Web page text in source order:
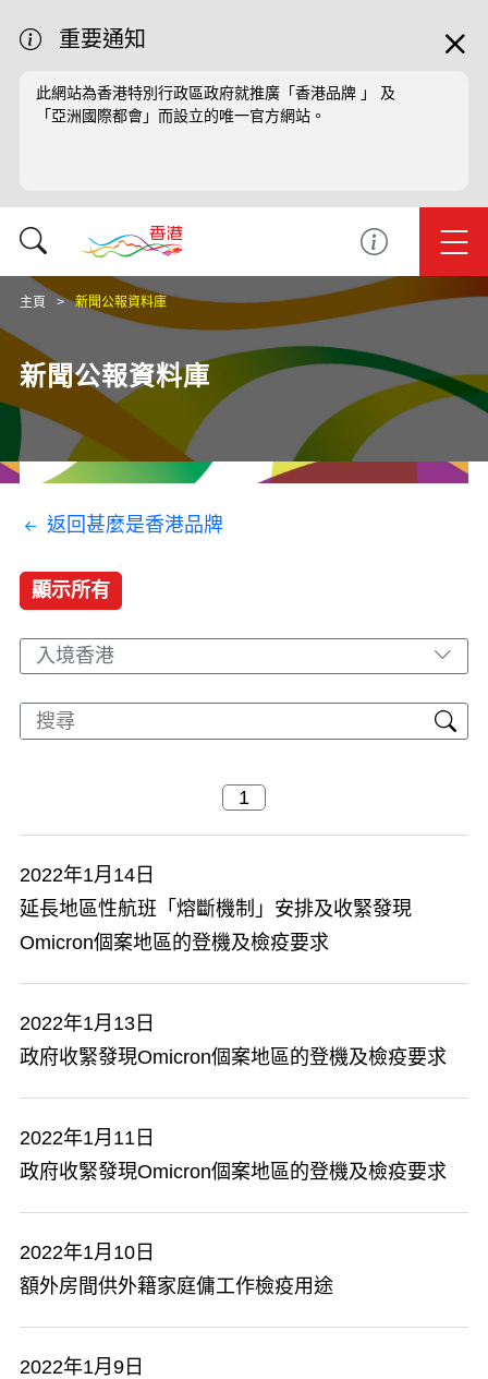
重要通知
此網站為香港特別行政區政府就推廣「香港品牌 」 及
「亞洲國際都會」而設立的唯一官方網站。
主頁 新聞公報資料庫
新聞公報資料庫
返回甚麼是香港品牌
顯示所有
入境香港
2022年1月14日
延長地區性航班「熔斷機制」安排及收緊發現
Omicron個案地區的登機及檢疫要求
2022年1月13日
政府收緊發現Omicron個案地區的登機及檢疫要求
2022年1月11日
政府收緊發現Omicron個案地區的登機及檢疫要求
2022年1月10日
額外房間供外籍家庭傭工作檢疫用途
2022年1月9日